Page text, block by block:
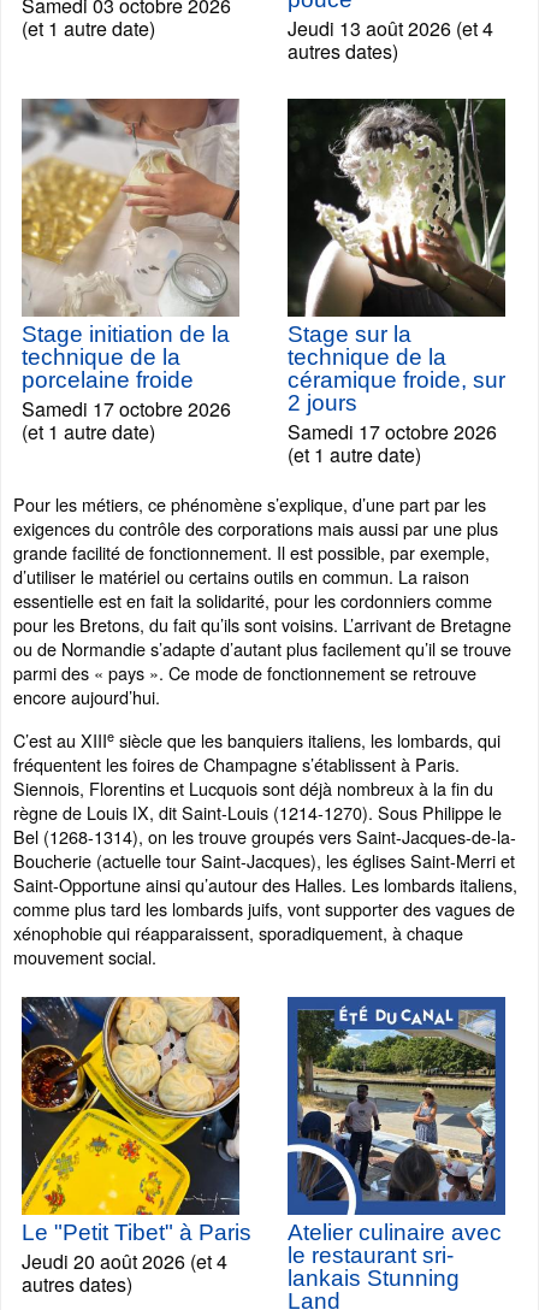
(et 1 autre date)
Jeudi 13 août 2026 (et 4
autres dates)
Stage initiation de la
technique de la
porcelaine froide
Samedi 17 octobre 2026
(et 1 autre date)
Stage sur la
technique de la
céramique froide, sur
2 jours
Samedi 17 octobre 2026
(et 1 autre date)
Pour les métiers, ce phénomène s’explique, d’une part par les
exigences du contrôle des corporations mais aussi par une plus
grande facilité de fonctionnement. Il est possible, par exemple,
d’utiliser le matériel ou certains outils en commun. La raison
essentielle est en fait la solidarité, pour les cordonniers comme
pour les Bretons, du fait qu’ils sont voisins. L’arrivant de Bretagne
ou de Normandie s’adapte d’autant plus facilement qu’il se trouve
parmi des « pays ». Ce mode de fonctionnement se retrouve
encore aujourd’hui.
C’est au XIIIe siècle que les banquiers italiens, les lombards, qui
fréquentent les foires de Champagne s’établissent à Paris.
Siennois, Florentins et Lucquois sont déjà nombreux à la fin du
règne de Louis IX, dit Saint-Louis (1214-1270). Sous Philippe le
Bel (1268-1314), on les trouve groupés vers Saint-Jacques-de-la-
Boucherie (actuelle tour Saint-Jacques), les églises Saint-Merri et
Saint-Opportune ainsi qu’autour des Halles. Les lombards italiens,
comme plus tard les lombards juifs, vont supporter des vagues de
xénophobie qui réapparaissent, sporadiquement, à chaque
mouvement social.
Le "Petit Tibet" à Paris
Jeudi 20 août 2026 (et 4
autres dates)
Atelier culinaire avec
le restaurant sri-
lankais Stunning
Land